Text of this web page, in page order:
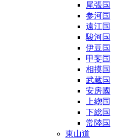
尾張国
参河国
遠江国
駿河国
伊豆国
甲斐国
相摸国
武蔵国
安房國
上緫国
下総国
常陸国
東山道